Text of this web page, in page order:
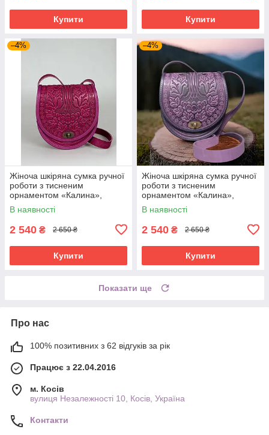
Купити Купити
–4%
Жіноча шкіряна сумка ручної
роботи з тисненим
орнаментом «Калина»,
рожева (фуксія) сумка з
натуральної шкіри, 20*21*8
В наявності
2 540 ₴ 2 650 ₴
Купити
–4%
Жіноча шкіряна сумка ручної
роботи з тисненим
орнаментом «Калина»,
фіолетова сумка з
натуральної шкіри, 20*21*8
В наявності
2 540 ₴ 2 650 ₴
Купити
Показати ще
Про нас
100% позитивних з 62 відгуків за рік
Працює з 22.04.2016
м. Косів
вулиця Незалежності 10, Косів, Україна
Контакти